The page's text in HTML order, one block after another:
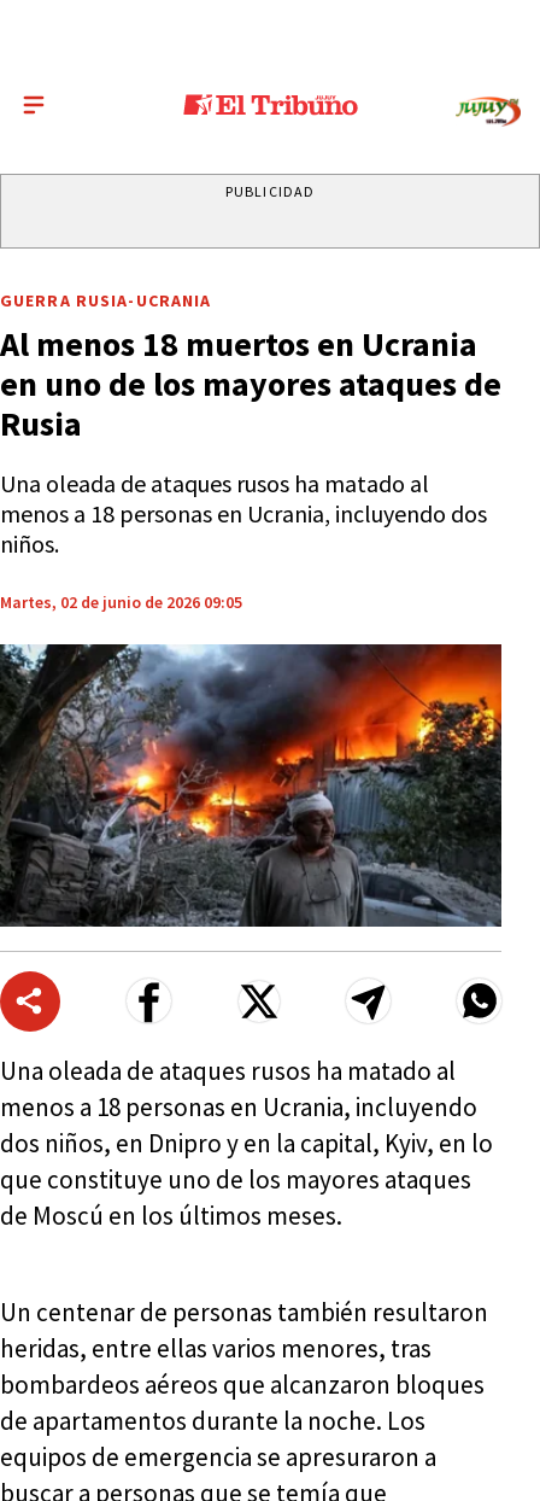
PUBLICIDAD
GUERRA RUSIA-UCRANIA
Al menos 18 muertos en Ucrania
en uno de los mayores ataques de
Rusia
Una oleada de ataques rusos ha matado al
menos a 18 personas en Ucrania, incluyendo dos
niños.
Martes, 02 de junio de 2026 09:05
Una oleada de ataques rusos ha matado al
menos a 18 personas en Ucrania, incluyendo
dos niños, en Dnipro y en la capital, Kyiv, en lo
que constituye uno de los mayores ataques
de Moscú en los últimos meses.
Un centenar de personas también resultaron
heridas, entre ellas varios menores, tras
bombardeos aéreos que alcanzaron bloques
de apartamentos durante la noche. Los
equipos de emergencia se apresuraron a
buscar a personas que se temía que